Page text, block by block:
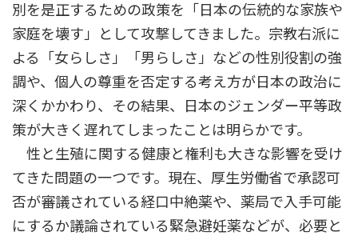
別を是正するための政策を「日本の伝統的な家族や
家庭を壊す」として攻撃してきました。宗教右派に
よる「女らしさ」「男らしさ」などの性別役割の強
調や、個人の尊重を否定する考え方が日本の政治に
深くかかわり、その結果、日本のジェンダー平等政
策が大きく遅れてしまったことは明らかです。
性と生殖に関する健康と権利も大きな影響を受け
てきた問題の一つです。現在、厚生労働省で承認可
否が審議されている経口中絶薬や、薬局で入手可能
にするか議論されている緊急避妊薬などが、必要と